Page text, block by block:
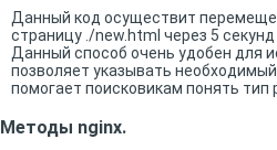
Данный код осуществит
страницу ./new.html через 5 секунд
Данный способ очень удобен для
позволяет указывать
помогает поисковикам понять тип
Методы nginx.